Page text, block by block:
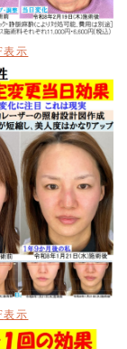
くださ
ﾞｰﾄｰﾆﾝｸﾞの３点
ﾟｰﾝを行いたいと
おりますので､
い。
合、初診から
表示
表示